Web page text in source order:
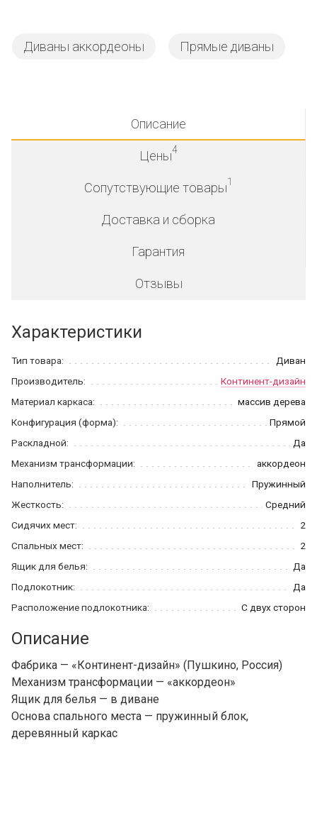
Диваны аккордеоны Прямые диваны
Описание
Цены4
Сопутствующие товары1
Доставка и сборка
Гарантия
Отзывы
Характеристики
Тип товара:
Диван
Производитель:
Континент-дизайн
Материал каркаса:
массив дерева
Конфигурация (форма):
Прямой
Раскладной:
Да
Механизм трансформации:
аккордеон
Наполнитель:
Пружинный
Жесткость:
Средний
Сидячих мест:
2
Спальных мест:
2
Ящик для белья:
Да
Подлокотник:
Да
Расположение подлокотника:
С двух сторон
Описание
Фабрика — «Континент-дизайн» (Пушкино, Россия)
Механизм трансформации — «аккордеон»
Ящик для белья — в диване
Основа спального места — пружинный блок,
деревянный каркас